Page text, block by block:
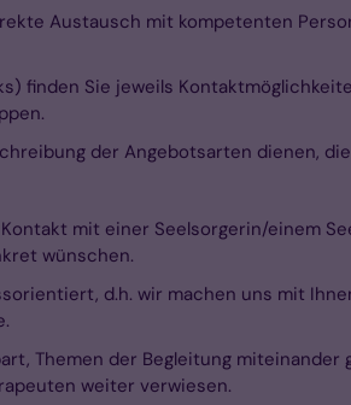
Austausch mit kompetenten
finden Sie jeweils
der Angebotsarten dienen,
mit einer Seelsorgerin/einem
wünschen.
d.h. wir machen uns mit
Themen der Begleitung
weiter verwiesen.